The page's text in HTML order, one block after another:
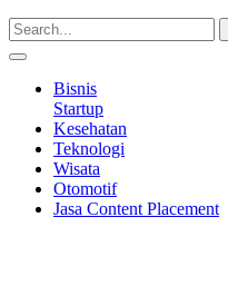
Bisnis
Startup
Kesehatan
Teknologi
Wisata
Otomotif
Jasa Content Placement